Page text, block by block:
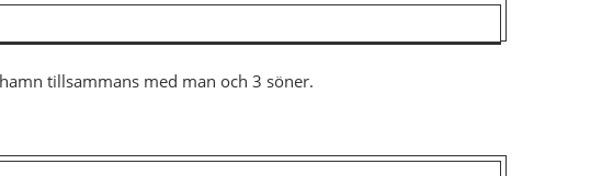
tillsammans med man och 3 söner.